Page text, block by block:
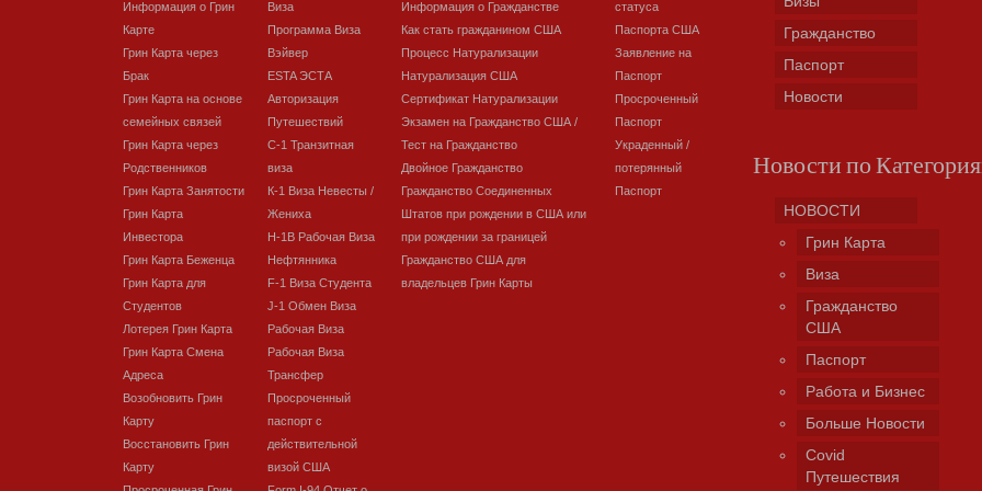
Информация о Грин
Карте
Грин Карта через
Брак
Грин Карта на основе
семейных связей
Грин Карта через
Родственников
Грин Карта Занятости
Грин Карта
Инвестора
Грин Карта Беженца
Грин Карта для
Студентов
Лотерея Грин Карта
Грин Карта Смена
Адреса
Возобновить Грин
Карту
Восстановить Грин
Карту
Виза
Программа Виза
Вэйвер
ESTA ЭСТА
Авторизация
Путешествий
C-1 Транзитная
виза
К-1 Виза Невесты /
Жениха
H-1B Рабочая Виза
Нефтянника
F-1 Виза Студента
J-1 Обмен Виза
Рабочая Виза
Рабочая Виза
Трансфер
Просроченный
паспорт с
действительной
визой США
Информация о Гражданстве
Как стать гражданином США
Процесс Натурализации
Натурализация США
Сертификат Натурализации
Экзамен на Гражданство США /
Тест на Гражданство
Двойное Гражданство
Гражданство Соединенных
Штатов при рождении в США или
при рождении за границей
Гражданство США для
владельцев Грин Карты
статуса
Паспорта США
Заявление на
Паспорт
Просроченный
Паспорт
Украденный /
потерянный
Паспорт
Гражданство
Паспорт
Новости
Новости по
НОВОСТИ
Грин Карта
Виза
Гражданство
США
Паспорт
Работа и Бизнес
Больше Новости
Covid
Путешествия